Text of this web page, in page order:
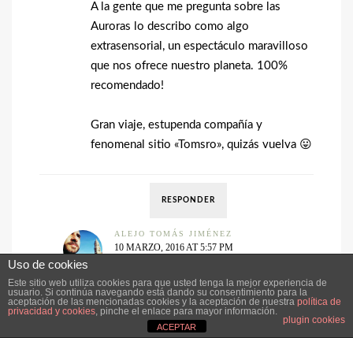
A la gente que me pregunta sobre las
Auroras lo describo como algo
extrasensorial, un espectáculo maravilloso
que nos ofrece nuestro planeta. 100%
recomendado!
Gran viaje, estupenda compañía y
fenomenal sitio «Tomsro», quizás vuelva 😛
RESPONDER
ALEJO TOMÁS JIMÉNEZ
10 MARZO, 2016 AT 5:57 PM
contar y hay que poner en contexto al
público… pero aquí en el comentario si
puedo decir que «las Auroras estaban
Uso de cookies
Este sitio web utiliza cookies para que usted tenga la mejor experiencia de
usuario. Si continúa navegando está dando su consentimiento para la
aceptación de las mencionadas cookies y la aceptación de nuestra política de
privacidad y cookies, pinche el enlace para mayor información.
plugin cookies
ACEPTAR